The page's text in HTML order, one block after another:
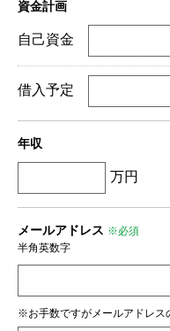
資金計画
自己資金
借入予定
年収
万円
メールアドレス ※必須
半角英数字
※お手数ですがメールアドレス